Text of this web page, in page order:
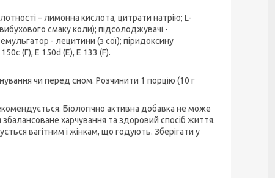
– лимонна кислота, цитрати натрію; L-
смаку коли); підсолоджувачі -
- лецитини (з сої); піридоксину
(Г), Е 150d (Е), Е 133 (F).
чи перед сном. Розчинити 1 порцію (10 г
Біологічно активна добавка не може
харчування та здоровий спосіб життя.
вагітним і жінкам, що годують. Зберігати у